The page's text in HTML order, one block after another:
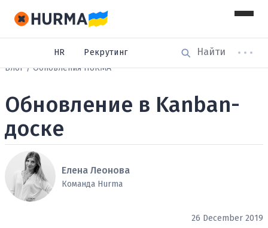
HR
Рекрутинг
Блог
Обновления HURMA
Обновление в Kanban-
доске
Елена Леонова
Команда Hurma
26 December 2019